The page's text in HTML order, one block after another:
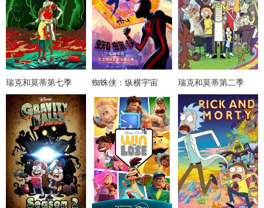
瑞克和莫蒂第七季 蜘蛛侠：纵横宇宙 瑞克和莫蒂第二季